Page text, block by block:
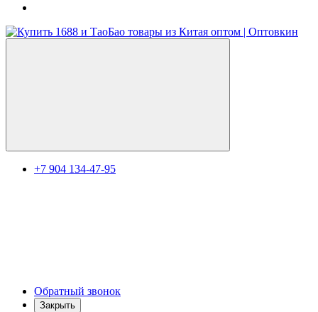
+7 904 134-47-95
Обратный звонок
Закрыть